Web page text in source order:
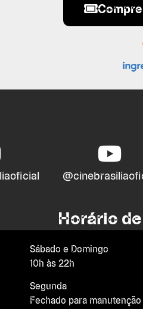
Horário
Sábado e Domingo
10h às 22h
Segunda
Fechado para manutenção